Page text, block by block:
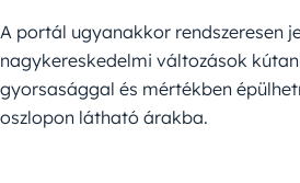
A portál ugyanakkor rendszeresen
nagykereskedelmi változások
gyorsasággal és mértékben
oszlopon látható árakba.